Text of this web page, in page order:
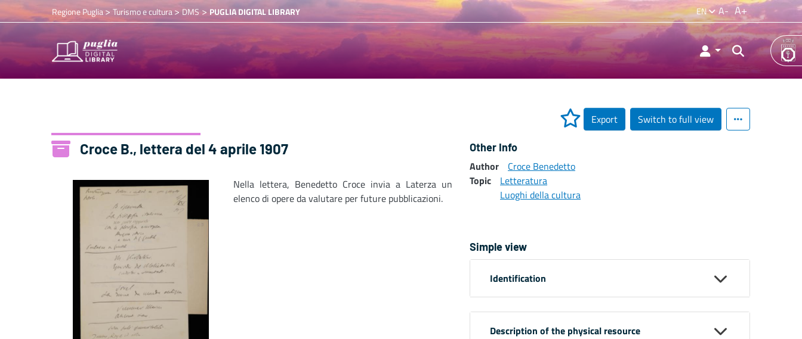
Regione Puglia> Turismo e cultura>DMS > PUGLIA DIGITAL LIBRARY EN A- A+
Export Switch to full view
Croce B., lettera del 4 aprile 1907
Nella lettera, Benedetto Croce invia a Laterza un
elenco di opere da valutare per future pubblicazioni.
Other Info
Author
Croce Benedetto
Topic
Letteratura
Luoghi della cultura
Simple view
Identification
Description of the physical resource